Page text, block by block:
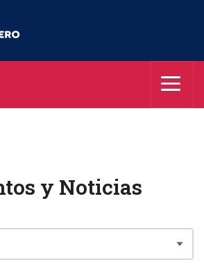
y Noticias